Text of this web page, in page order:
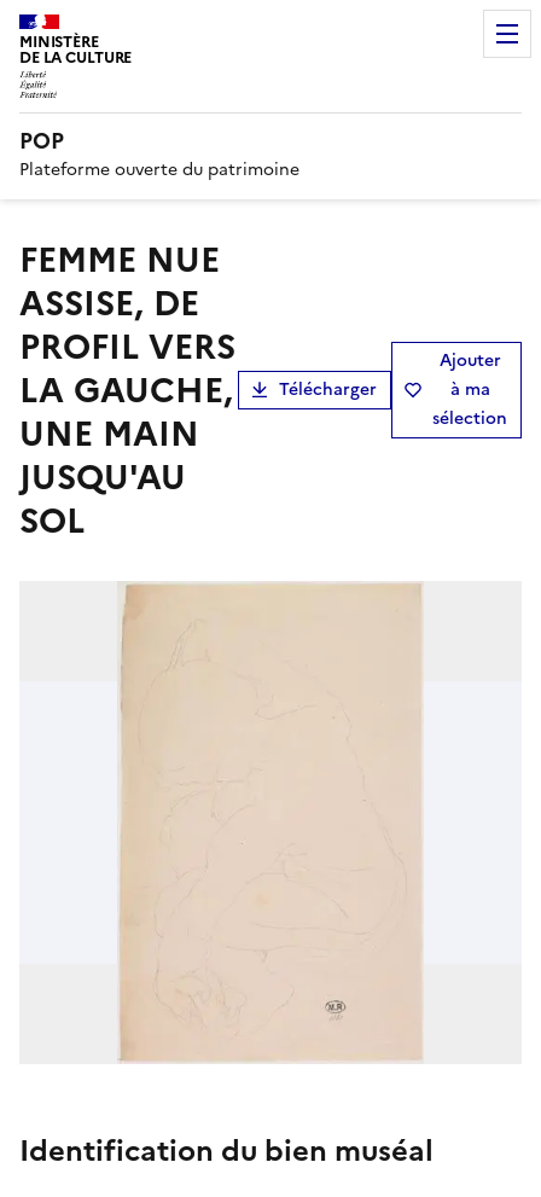
MINISTÈRE
DE LA CULTURE
POP
Plateforme ouverte du patrimoine
FEMME NUE
ASSISE, DE
PROFIL VERS
LA GAUCHE,
UNE MAIN
JUSQU'AU
SOL
Télécharger
Ajouter
à ma
sélection
Identification du bien muséal